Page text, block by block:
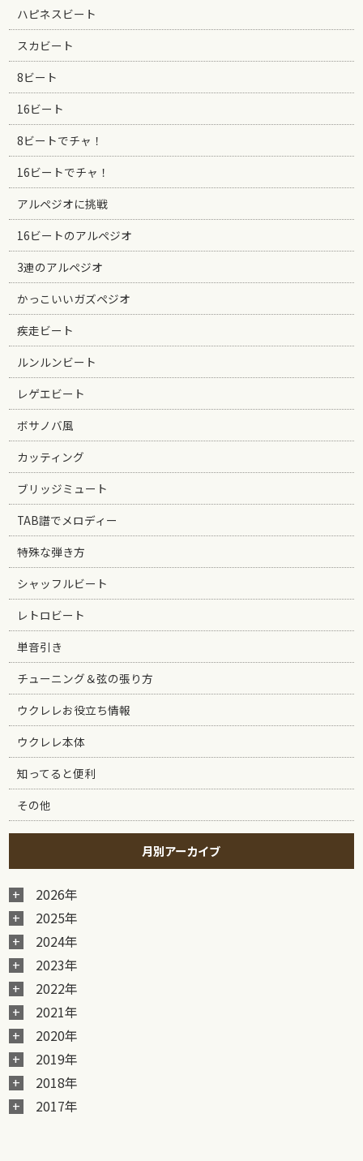
ハピネスビート
スカビート
8ビート
16ビート
8ビートでチャ！
16ビートでチャ！
アルペジオに挑戦
16ビートのアルペジオ
3連のアルペジオ
かっこいいガズペジオ
疾走ビート
ルンルンビート
レゲエビート
ボサノバ風
カッティング
ブリッジミュート
TAB譜でメロディー
特殊な弾き方
シャッフルビート
レトロビート
単音引き
チューニング＆弦の張り方
ウクレレお役立ち情報
ウクレレ本体
知ってると便利
その他
月別アーカイブ
2026年
2025年
2024年
2023年
2022年
2021年
2020年
2019年
2018年
2017年